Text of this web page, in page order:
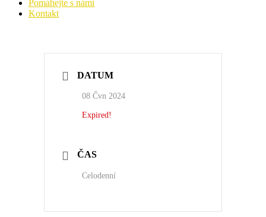
Pomáhejte s námi
Kontakt
DATUM
08 Čvn 2024
Expired!
ČAS
Celodenní